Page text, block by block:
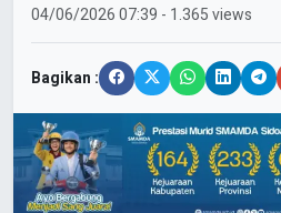
04/06/202607:39 - 1.365 views
Bagikan :